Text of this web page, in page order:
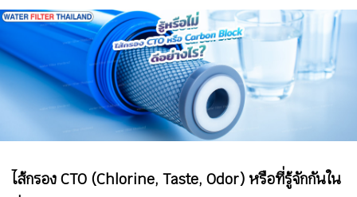
ไส้กรอง CTO (Chlorine, Taste, Odor) หรือที่รู้จักกันใน